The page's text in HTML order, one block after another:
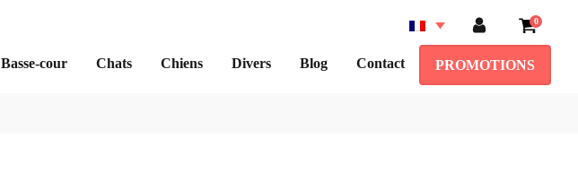
0
Basse-cour Chats Chiens Divers Blog Contact PROMOTIONS